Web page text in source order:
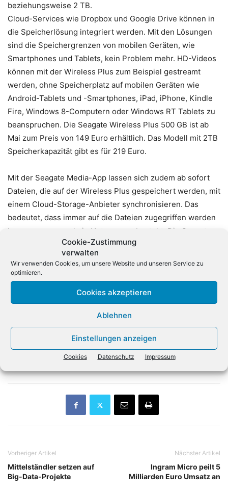
Cookie-Zustimmung
verwalten
Wir verwenden Cookies, um unsere Website und unseren Service zu
optimieren.
Cookies akzeptieren
Ablehnen
Einstellungen anzeigen
Cookies Datenschutz Impressum
beziehungsweise 2 TB.
Cloud-Services wie Dropbox und Google Drive können in
die Speicherlösung integriert werden. Mit den Lösungen
sind die Speichergrenzen von mobilen Geräten, wie
Smartphones und Tablets, kein Problem mehr. HD-Videos
können mit der Wireless Plus zum Beispiel gestreamt
werden, ohne Speicherplatz auf mobilen Geräten wie
Android-Tablets und -Smartphones, iPad, iPhone, Kindle
Fire, Windows 8-Computern oder Windows RT Tablets zu
beanspruchen. Die Seagate Wireless Plus 500 GB ist ab
Mai zum Preis von 149 Euro erhältlich. Das Modell mit 2TB
Speicherkapazität gibt es für 219 Euro.
Mit der Seagate Media-App lassen sich zudem ab sofort
Dateien, die auf der Wireless Plus gespeichert werden, mit
einem Cloud-Storage-Anbieter synchronisieren. Das
bedeutet, dass immer auf die Dateien zugegriffen werden
kann, sogar wenn kein Netzzugang besteht. Die Seagate
Media-App erstellt eigene Dropbox- oder Google Drive-
Ordner, so dass Dateien jederzeit verfügbar sind. Sobald
der Zugang zum Netzwerk wieder hergestellt ist, werden
die Dateien automatisch erneut synchronisiert, um
sicherzustellen, dass alle Änderungen sowohl in der Cloud
als auch dem Wireless Plus-Laufwerk gespeichert sind.
Fire HD und Windows-8-Tablets.
Vorheriger Artikel
Mittelständler setzen auf
Big-Data-Projekte
Nächster Artikel
Ingram Micro peilt 5
Milliarden Euro Umsatz an